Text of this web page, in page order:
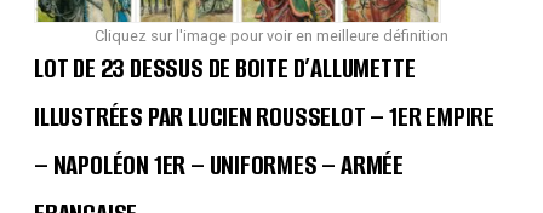
Cliquez sur l'image pour voir en meilleure définition
LOT DE 23 DESSUS DE BOITE D’ALLUMETTE
ILLUSTRÉES PAR LUCIEN ROUSSELOT – 1ER EMPIRE
– NAPOLÉON 1ER – UNIFORMES – ARMÉE